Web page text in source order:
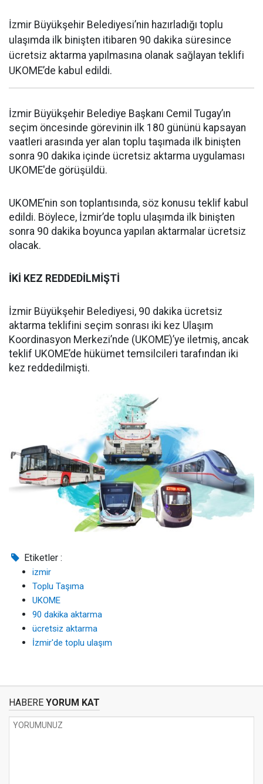
İzmir Büyükşehir Belediyesi’nin hazırladığı toplu
ulaşımda ilk binişten itibaren 90 dakika süresince
ücretsiz aktarma yapılmasına olanak sağlayan teklifi
UKOME’de kabul edildi.
İzmir Büyükşehir Belediye Başkanı Cemil Tugay’ın
seçim öncesinde görevinin ilk 180 gününü kapsayan
vaatleri arasında yer alan toplu taşımada ilk binişten
sonra 90 dakika içinde ücretsiz aktarma uygulaması
UKOME'de görüşüldü.
UKOME’nin son toplantısında, söz konusu teklif kabul
edildi. Böylece, İzmir’de toplu ulaşımda ilk binişten
sonra 90 dakika boyunca yapılan aktarmalar ücretsiz
olacak.
İKİ KEZ REDDEDİLMİŞTİ
İzmir Büyükşehir Belediyesi, 90 dakika ücretsiz
aktarma teklifini seçim sonrası iki kez Ulaşım
Koordinasyon Merkezi’nde (UKOME)’ye iletmiş, ancak
teklif UKOME’de hükümet temsilcileri tarafından iki
kez reddedilmişti.
Etiketler :
izmir
Toplu Taşıma
UKOME
90 dakika aktarma
ücretsiz aktarma
İzmir'de toplu ulaşım
HABERE YORUM KAT